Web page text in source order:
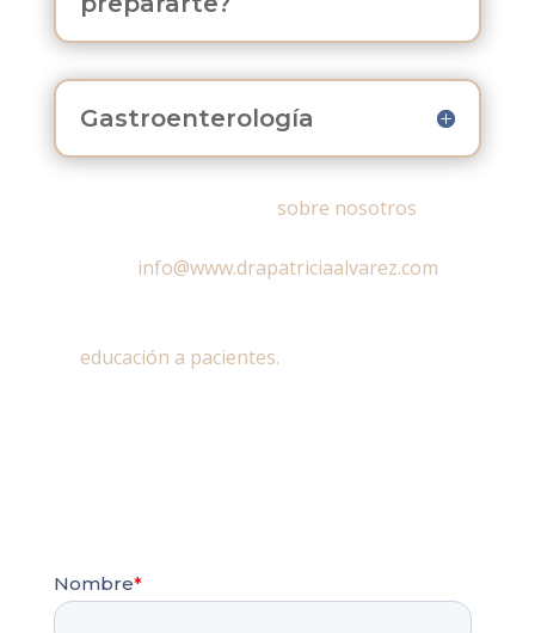
Gastroenterología
sobre nosotros
info@www.drapatriciaalvarez.com
educación a pacientes.